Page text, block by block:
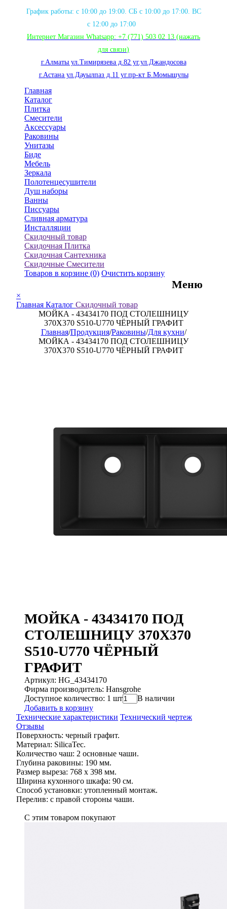
График работы: с 10:00 до 19:00. СБ с 10:00 до 17:00. ВС
с 12:00 до 17:00
Интернет Магазин Whatsapp: +7 (771) 503 02 13 (нажать
для связи)
г.Алматы ул.Тимирязева д.82 уг.ул.Джандосова
г.Астана ул.Дауылпаз д.11 уг.пр-кт Б.Момышулы
Главная
Каталог
Плитка
Смесители
Аксессуары
Раковины
Унитазы
Биде
Мебель
Зеркала
Полотенцесушители
Душ наборы
Ванны
Писсуары
Сливная арматура
Инсталляции
Скидочный товар
Скидочная Плитка
Скидочная Сантехника
Скидочные Смесители
Товаров в корзине (0) Очистить корзину
Меню
×
Главная Каталог Скидочный товар
МОЙКА - 43434170 ПОД СТОЛЕШНИЦУ
370X370 S510-U770 ЧЁРНЫЙ ГРАФИТ
Главная/Продукция/Раковины/Для кухни/
МОЙКА - 43434170 ПОД СТОЛЕШНИЦУ
370X370 S510-U770 ЧЁРНЫЙ ГРАФИТ
МОЙКА - 43434170 ПОД
СТОЛЕШНИЦУ 370X370
S510-U770 ЧЁРНЫЙ
ГРАФИТ
Артикул: HG_43434170
Фирма производитель: Hansgrohe
Доступное количество: 1 шт
В наличии
Добавить в корзину
Технические характеристики Технический чертеж
Отзывы
Поверхность: черный графит.
Материал: SilicaTec.
Количество чаш: 2 основные чаши.
Глубина раковины: 190 мм.
Размер выреза: 768 x 398 мм.
Ширина кухонного шкафа: 90 см.
Способ установки: утопленный монтаж.
Перелив: с правой стороны чаши.
С этим товаром покупают